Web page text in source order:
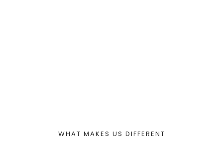
WHAT MAKES US DIFFERENT